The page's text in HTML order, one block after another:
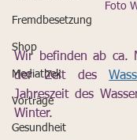
Fremdbesetzung
Shop
Mediathek
Vorträge
Gesundheit
Foto
Wir befinden ab ca.
der Zeit des
Jahreszeit des
Winter.